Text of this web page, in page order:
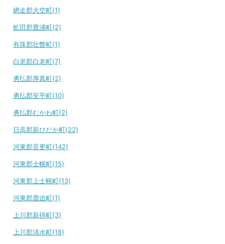
網走郡大空町(1)
虻田郡豊浦町(2)
有珠郡壮瞥町(1)
白老郡白老町(7)
勇払郡厚真町(2)
勇払郡安平町(10)
勇払郡むかわ町(2)
日高郡新ひだか町(22)
河東郡音更町(142)
河東郡士幌町(15)
河東郡上士幌町(13)
河東郡鹿追町(1)
上川郡新得町(3)
上川郡清水町(18)